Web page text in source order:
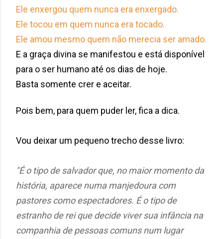
Ele enxergou quem nunca era enxergado.
Ele tocou em quem nunca era tocado.
Ele amou mesmo quem não merecia ser amado.
E a graça divina se manifestou e está disponível
para o ser humano até os dias de hoje.
Basta somente crer e aceitar.
Pois bem, para quem puder ler, fica a dica.
Vou deixar um pequeno trecho desse livro:
"É o tipo de salvador que, no maior momento da
história, aparece numa manjedoura com
pastores como espectadores. É o tipo de
estranho de rei que decide viver sua infância na
companhia de pessoas comuns num lugar